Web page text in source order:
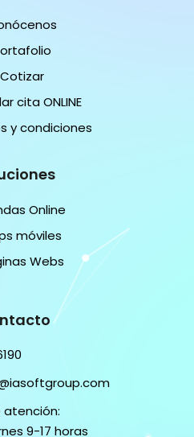
Cotizar
cita ONLINE
y condiciones
Online
móviles
Webs
atención:
9-17 horas